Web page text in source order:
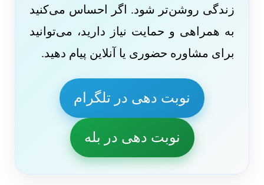
زندگی روشن‌تر شود. اگر احساس می‌کنید
به همراهی و حمایت نیاز دارید، می‌توانید
برای مشاوره حضوری یا آنلاین پیام دهید.
نوبت دهی در تلگرام
نوبت دهی در بله